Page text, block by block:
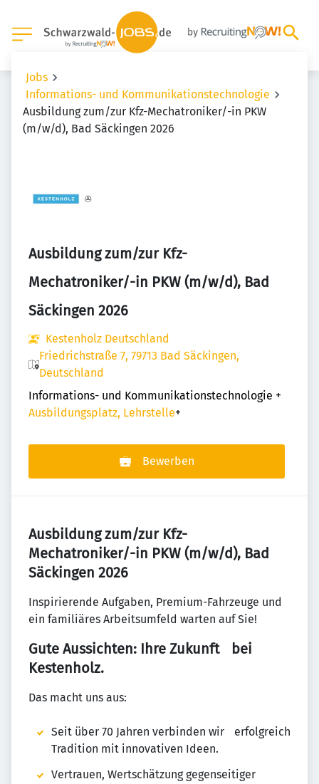
Jobs
Informations- und Kommunikationstechnologie
Ausbildung zum/zur Kfz-Mechatroniker/-in PKW
(m/w/d), Bad Säckingen 2026
Ausbildung zum/zur Kfz-
Mechatroniker/-in PKW (m/w/d), Bad
Säckingen 2026
Kestenholz Deutschland
Friedrichstraße 7, 79713 Bad Säckingen,
Deutschland
Informations- und Kommunikationstechnologie +
Ausbildungsplatz, Lehrstelle+
Bewerben
Ausbildung zum/zur Kfz-
Mechatroniker/-in PKW (m/w/d), Bad
Säckingen 2026
Inspirierende Aufgaben, Premium-Fahrzeuge und
ein familiäres Arbeitsumfeld warten auf Sie!
Gute Aussichten: Ihre Zukunft bei
Kestenholz.
Das macht uns aus:
Seit über 70 Jahren verbinden wir erfolgreich
Tradition mit innovativen Ideen.
Vertrauen, Wertschätzung gegenseitiger